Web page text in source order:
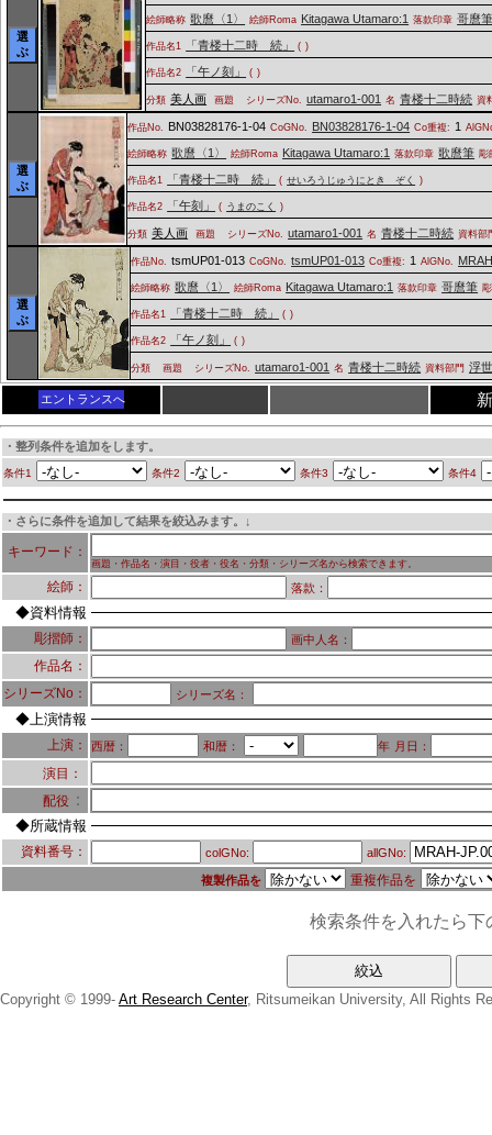
選
ぶ
絵師略称 歌麿〈1〉 絵師Roma Kitagawa Utamaro:1 落款印章 哥麿
作品名1 「青楼十二時 続」 ( )
作品名2 「午ノ刻」 ( )
分類 美人画 画題 シリーズNo. utamaro1-001 名 青楼十二時続 資
選
ぶ
作品No. BN03828176-1-04 CoGNo. BN03828176-1-04 Co重複: 1
絵師略称 歌麿〈1〉 絵師Roma Kitagawa Utamaro:1 落款印章 歌麿筆 彫
作品名1 「青楼十二時 続」 ( せいろうじゅうにとき ぞく )
作品名2 「午刻」 ( うまのこく )
分類 美人画 画題 シリーズNo. utamaro1-001 名 青楼十二時続 資料部
選
ぶ
作品No. tsmUP01-013 CoGNo. tsmUP01-013 Co重複: 1 AlGNo.
絵師略称 歌麿〈1〉 絵師Roma Kitagawa Utamaro:1 落款印章 哥麿筆
作品名1 「青楼十二時 続」 ( )
作品名2 「午ノ刻」 ( )
分類 画題 シリーズNo. utamaro1-001 名 青楼十二時続 資料部門 浮
エントランスへ
・整列条件を追加をします。
条件1 条件2 条件3 条件4
・さらに条件を追加して結果を絞込みます。↓
キーワード：
画題・作品名・演目・役者・役名・分類・シリーズ名から検索できます。
絵師： 落款：
◆資料情報
彫摺師： 画中人名：
作品名：
シリーズNo：
シリーズ名：
◆上演情報
上演： 西暦： 和暦： 年 月日：
演目：
配役 ：
◆所蔵情報
資料番号： colGNo: allGNo:
複製作品を 重複作品を
検索条件を入れたら
Copyright © 1999- Art Research Center, Ritsumeikan University, All Rights